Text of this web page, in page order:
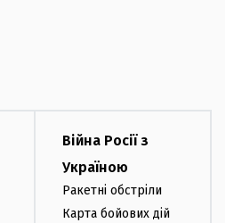
Війна Росії з
Україною
Ракетні обстріли
Карта бойових дій